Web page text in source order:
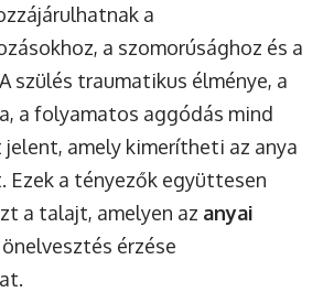
a
a szomorúsághoz és a
szülés traumatikus élménye, a
a folyamatos aggódás mind
amely kimerítheti az anya
a tényezők együttesen
a talajt, amelyen az anyai
érzése